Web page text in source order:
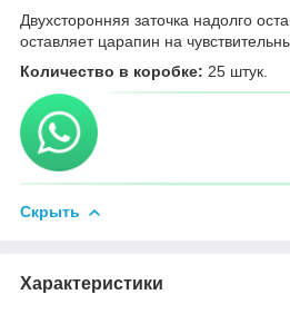
Двухсторонняя заточка надолго
оставляет царапин на
Количество в коробке: 25 штук.
Скрыть
Характеристики